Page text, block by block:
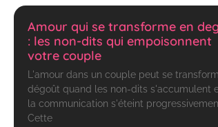
Amour qui se transforme en
: les non-dits qui empoisonnent
votre couple
L'amour dans un couple peut se
dégoût quand les non-dits s'accumulent
la communication s'éteint
Cette